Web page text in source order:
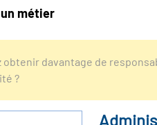
métier
obtenir davantage de
?